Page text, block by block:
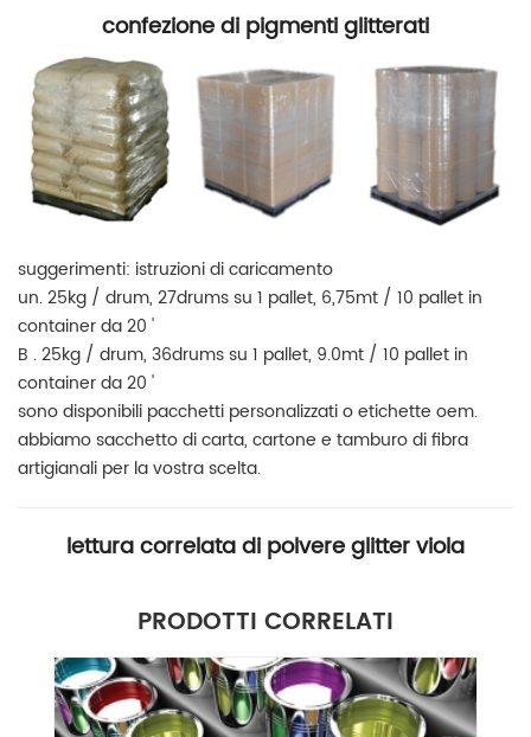
confezione di pigmenti glitterati
suggerimenti: istruzioni di caricamento
un. 25kg / drum, 27drums su 1 pallet, 6,75mt / 10 pallet in
container da 20 '
B .25kg / drum, 36drums su 1 pallet, 9.0mt / 10 pallet in
container da 20 '
sono disponibili pacchetti personalizzati o etichette oem.
abbiamo sacchetto di carta, cartone e tamburo di fibra
artigianali per la vostra scelta.
lettura correlata di polvere glitter viola
PRODOTTI CORRELATI